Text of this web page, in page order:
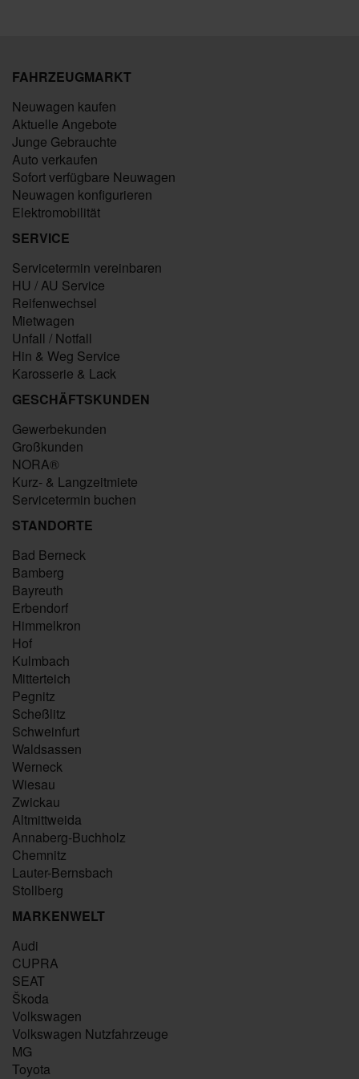
FAHRZEUGMARKT
Neuwagen kaufen
Aktuelle Angebote
Junge Gebrauchte
Auto verkaufen
Sofort verfügbare Neuwagen
Neuwagen konfigurieren
Elektromobilität
SERVICE
Servicetermin vereinbaren
HU / AU Service
Reifenwechsel
Mietwagen
Unfall / Notfall
Hin & Weg Service
Karosserie & Lack
GESCHÄFTSKUNDEN
Gewerbekunden
Großkunden
NORA®
Kurz- & Langzeitmiete
Servicetermin buchen
STANDORTE
Bad Berneck
Bamberg
Bayreuth
Erbendorf
Himmelkron
Hof
Kulmbach
Mitterteich
Pegnitz
Scheßlitz
Schweinfurt
Waldsassen
Werneck
Wiesau
Zwickau
Altmittweida
Annaberg-Buchholz
Chemnitz
Lauter-Bernsbach
Stollberg
MARKENWELT
Audi
CUPRA
SEAT
Škoda
Volkswagen
Volkswagen Nutzfahrzeuge
MG
Toyota